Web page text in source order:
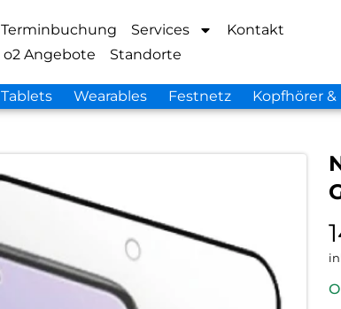
Terminbuchung Services
Kontakt
o2 Angebote Standorte
Tablets Wearables Festnetz Kopfhörer &